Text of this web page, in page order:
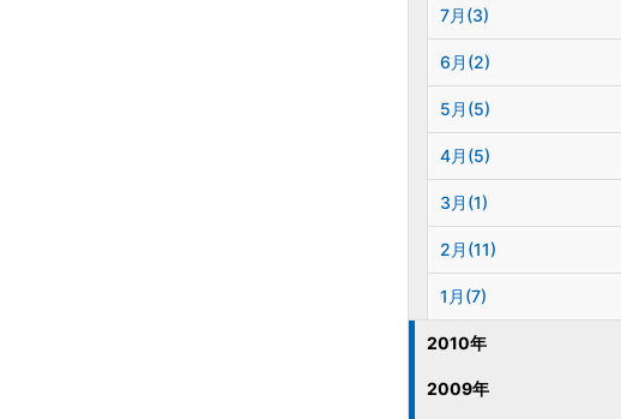
7月(3)
6月(2)
5月(5)
4月(5)
3月(1)
2月(11)
1月(7)
2010年
2009年